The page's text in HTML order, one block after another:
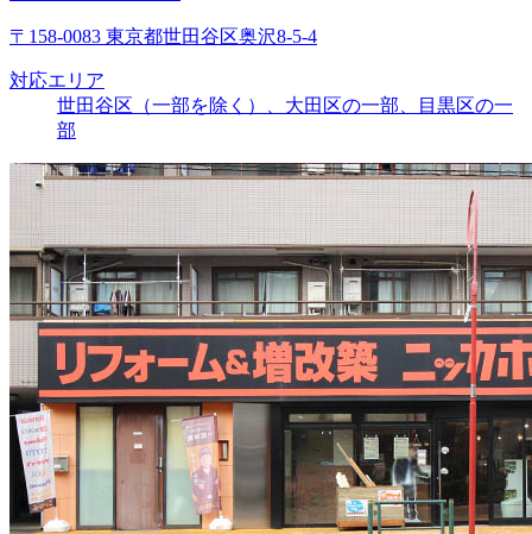
〒158-0083 東京都世田谷区奥沢8-5-4
対応エリア
世田谷区（一部を除く）、大田区の一部、目黒区の一
部